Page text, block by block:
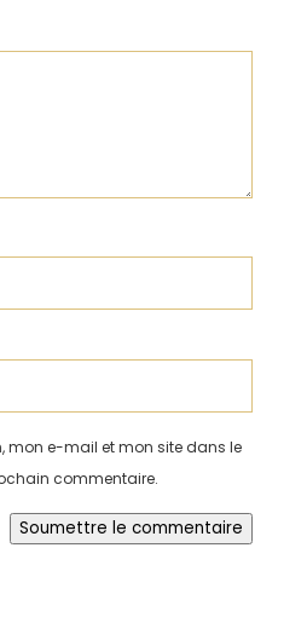
mon e-mail et mon site dans le
commentaire.
Soumettre le commentaire